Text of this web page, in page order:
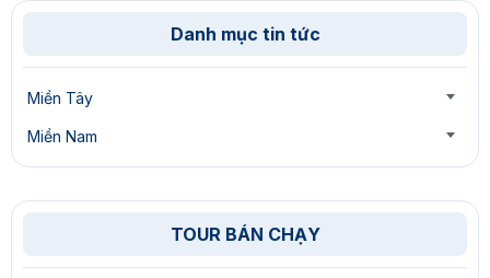
Danh mục tin tức
Miền Tây
Miền Nam
TOUR BÁN CHẠY